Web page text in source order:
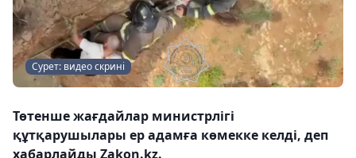
Сурет: видео скрині
Төтенше жағдайлар министрлігі
құтқарушылары ер адамға көмекке келді, деп
хабарлайды Zakon.kz.